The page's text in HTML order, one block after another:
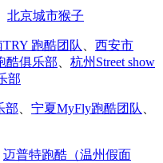
北京城市猴子
跑酷团队
西安市
酷俱乐部
杭州Street show
部
部 宁夏MyFly跑酷团队
迈普特跑酷（温州假面